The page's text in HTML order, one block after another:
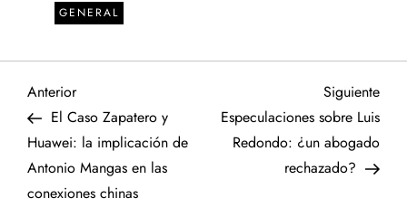
GENERAL
N
a
v
Entrada
anterior
Anterior
El Caso Zapatero y
Huawei: la implicación de
Antonio Mangas en las
conexiones chinas
Siguiente
Especulaciones sobre Luis
Redondo: ¿un abogado
rechazado?